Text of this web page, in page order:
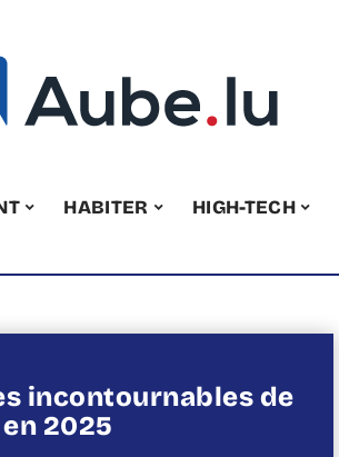
HABITER HIGH-TECH
incontournables de
2025